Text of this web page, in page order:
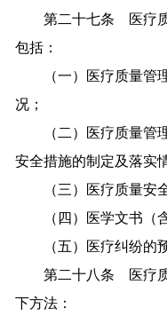
第二十七条 医疗质
包括：
（一）医疗质量管理
况；
（二）医疗质量管理
安全措施的制定及落实
（三）医疗质量安全
（四）医学文书（含
（五）医疗纠纷的预
第二十八条 医疗质
下方法：